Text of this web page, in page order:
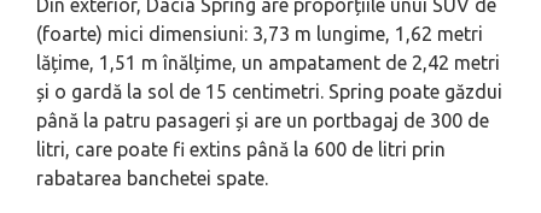
Din exterior, Dacia Spring are proporțiile unui SUV de
(foarte) mici dimensiuni: 3,73 m lungime, 1,62 metri
lățime, 1,51 m înălțime, un ampatament de 2,42 metri
și o gardă la sol de 15 centimetri. Spring poate găzdui
până la patru pasageri și are un portbagaj de 300 de
litri, care poate fi extins până la 600 de litri prin
rabatarea banchetei spate.